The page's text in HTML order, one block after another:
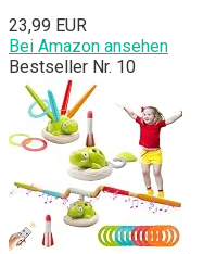
23,99 EUR
Bei Amazon ansehen
Bestseller Nr. 10